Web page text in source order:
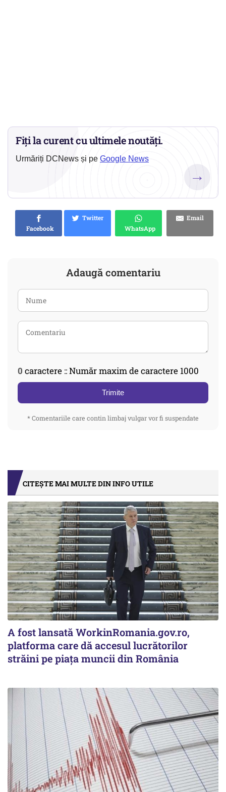
Fiți la curent cu ultimele noutăți.
Urmăriți DCNews și pe Google News
→
Facebook
Twitter
WhatsApp
Email
Adaugă comentariu
0 caractere :: Număr maxim de caractere 1000
Trimite
* Comentariile care contin limbaj vulgar vor fi suspendate
CITEȘTE MAI MULTE DIN INFO UTILE
A fost lansată WorkinRomania.gov.ro,
platforma care dă accesul lucrătorilor
străini pe piața muncii din România